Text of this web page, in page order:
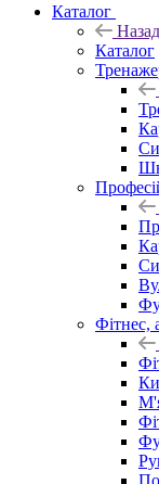
Каталог
Назад
Каталог
Фітнес,